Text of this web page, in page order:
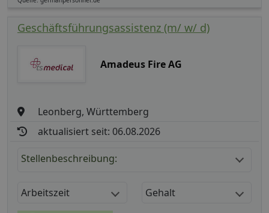
Geschäftsführungsassistenz (m/ w/ d)
Amadeus Fire AG
Leonberg, Württemberg
aktualisiert seit: 06.08.2026
Stellenbeschreibung:
Arbeitszeit Gehalt